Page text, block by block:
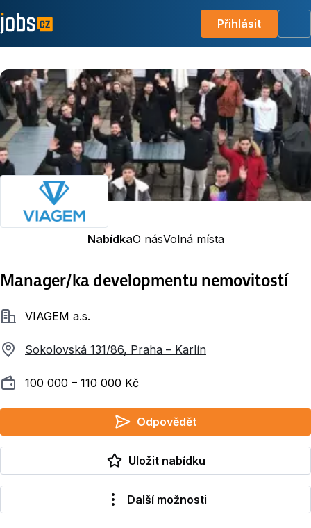
Přihlásit
NabídkaO násVolná místa
Manager/ka developmentu nemovitostí
SpolečnostVIAGEM a.s.
Sokolovská 131/86, Praha – Karlín
Plat 100 000 ‍–‍ 110 000 Kč
Odpovědět
Uložit nabídku
Další možnosti